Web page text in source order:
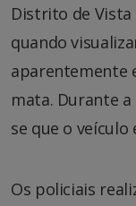
Distrito de Vista
quando
aparentemente
mata. Durante
se que o veículo
Os policiais